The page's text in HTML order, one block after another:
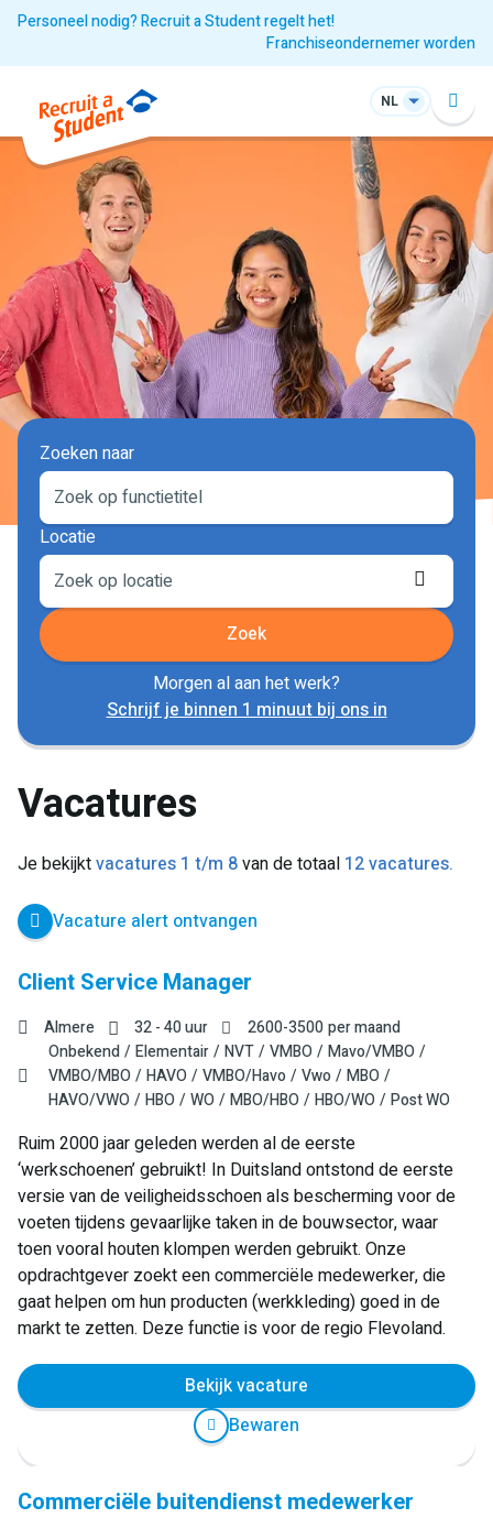
Personeel nodig? Recruit a Student regelt het!
Franchiseondernemer worden
NL
Zoeken naar
Locatie
Zoek
Morgen al aan het werk?
Schrijf je binnen 1 minuut bij ons in
Vacatures
Je bekijktvacatures 1 t/m 8van de totaal 12 vacatures.
Vacature alert ontvangen
Client Service Manager
Almere 32 - 40 uur 2600-3500per maand
Onbekend
Elementair NVT VMBO
Mavo/VMBO
VMBO/MBO
HAVO VMBO/Havo Vwo
MBO
HAVO/VWO
HBO WO MBO/HBO HBO/WO Post WO
Ruim 2000 jaar geleden werden al de eerste
‘werkschoenen’ gebruikt! In Duitsland ontstond de eerste
versie van de veiligheidsschoen als bescherming voor de
voeten tijdens gevaarlijke taken in de bouwsector, waar
toen vooral houten klompen werden gebruikt. Onze
opdrachtgever zoekt een commerciële medewerker, die
gaat helpen om hun producten (werkkleding) goed in de
markt te zetten. Deze functie is voor de regio Flevoland.
Bekijk vacature
Bewaren
Commerciële buitendienst medewerker